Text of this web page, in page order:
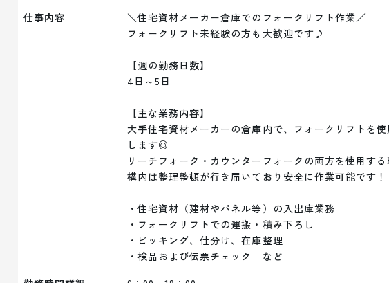
仕事内容
＼住宅資材メーカー倉庫でのフォークリフト作業／
フォークリフト未経験の方も大歓迎です♪
【週の勤務日数】
4日～5日
【主な業務内容】
大手住宅資材メーカーの倉庫内で、フォークリフトを
します◎
リーチフォーク・カウンターフォークの両方を使用する
構内は整理整頓が行き届いており安全に作業可能です！
・住宅資材（建材やパネル等）の入出庫業務
・フォークリフトでの運搬・積み下ろし
・ピッキング、仕分け、在庫整理
・検品および伝票チェック　など